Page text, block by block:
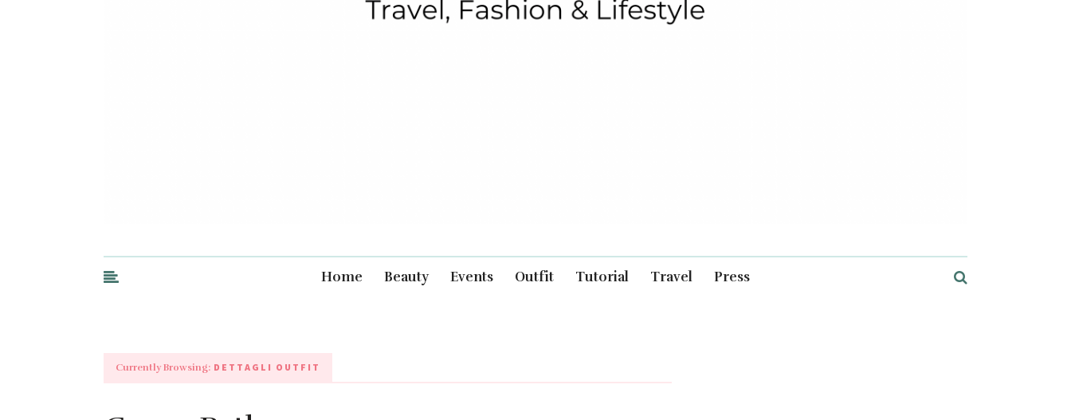
Home Beauty Events Outfit Tutorial Travel Press
Currently Browsing: DETTAGLI OUTFIT